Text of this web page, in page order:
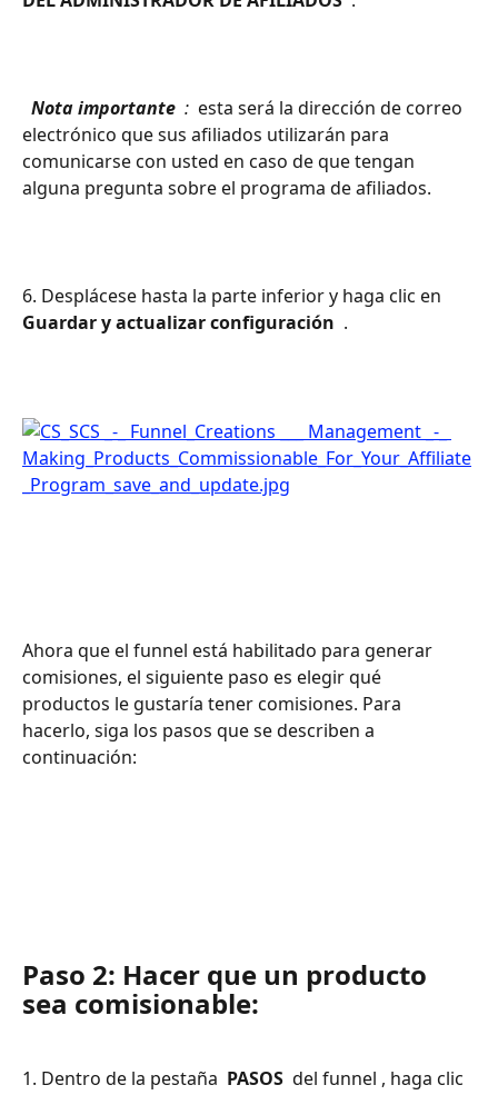
Nota importante : esta será la dirección de correo
electrónico que sus afiliados utilizarán para
comunicarse con usted en caso de que tengan
alguna pregunta sobre el programa de afiliados.
6. Desplácese hasta la parte inferior y haga clic en
Guardar y actualizar configuración .
Ahora que el funnel está habilitado para generar
comisiones, el siguiente paso es elegir qué
productos le gustaría tener comisiones. Para
hacerlo, siga los pasos que se describen a
continuación:
Paso 2: Hacer que un producto
sea comisionable:
1. Dentro de la pestaña PASOS del funnel , haga clic